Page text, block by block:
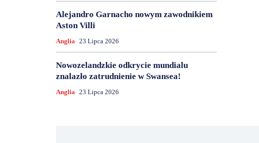
Alejandro Garnacho nowym zawodnikiem
Aston Villi
Anglia 23 Lipca 2026
Nowozelandzkie odkrycie mundialu
znalazło zatrudnienie w Swansea!
Anglia 23 Lipca 2026